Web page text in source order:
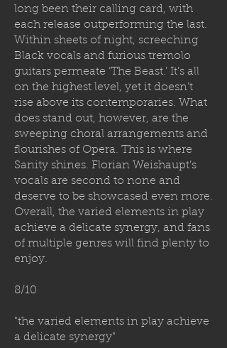
long been their calling card, with
each release outperforming the last.
Within sheets of night, screeching
Black vocals and furious tremolo
guitars permeate ‘The Beast.’ It’s all
on the highest level, yet it doesn’t
rise above its contemporaries. What
does stand out, however, are the
sweeping choral arrangements and
flourishes of Opera. This is where
Sanity shines. Florian Weishaupt’s
vocals are second to none and
deserve to be showcased even more.
Overall, the varied elements in play
achieve a delicate synergy, and fans
of multiple genres will find plenty to
enjoy.
8/10
"the varied elements in play achieve
a delicate synergy"